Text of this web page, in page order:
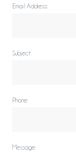
Email Address:
Subject:
Phone:
Message: